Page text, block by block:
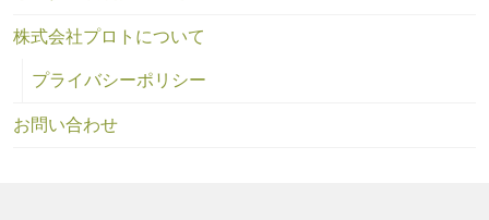
株式会社プロトについて
プライバシーポリシー
お問い合わせ